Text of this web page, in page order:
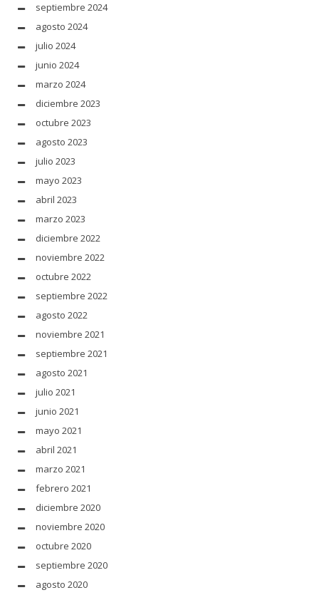
septiembre 2024
agosto 2024
julio 2024
junio 2024
marzo 2024
diciembre 2023
octubre 2023
agosto 2023
julio 2023
mayo 2023
abril 2023
marzo 2023
diciembre 2022
noviembre 2022
octubre 2022
septiembre 2022
agosto 2022
noviembre 2021
septiembre 2021
agosto 2021
julio 2021
junio 2021
mayo 2021
abril 2021
marzo 2021
febrero 2021
diciembre 2020
noviembre 2020
octubre 2020
septiembre 2020
agosto 2020